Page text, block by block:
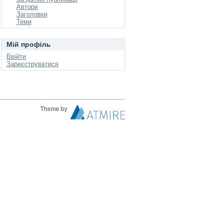
Автори
Заголовки
Теми
Мій профіль
Ввійти
Зареєструватися
Theme by